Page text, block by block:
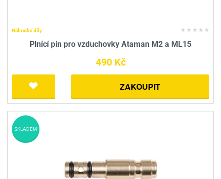
Náhradní díly
Plnící pin pro vzduchovky Ataman M2 a ML15
490 Kč
ZAKOUPIT
SKLADEM